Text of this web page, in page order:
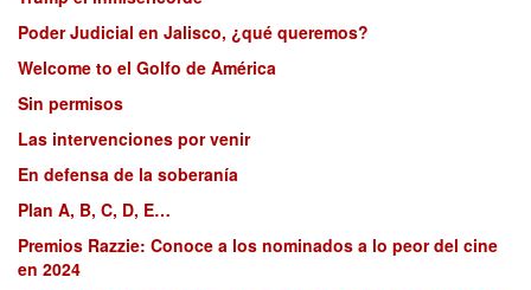
Poder Judicial en Jalisco, ¿qué queremos?
Welcome to el Golfo de América
Sin permisos
Las intervenciones por venir
En defensa de la soberanía
Plan A, B, C, D, E…
Premios Razzie: Conoce a los nominados a lo peor del cine
en 2024